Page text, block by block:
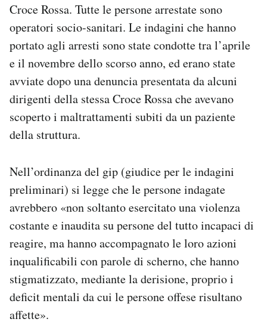
AREA PERSONALE
Area Personale
Newsletter
Notifiche mobile
Regala il Post
Hai bisogno di aiuto?
Esci
Croce Rossa. Tutte le persone arrestate sono
operatori socio-sanitari. Le indagini che hanno
portato agli arresti sono state condotte tra l’aprile
e il novembre dello scorso anno, ed erano state
avviate dopo una denuncia presentata da alcuni
dirigenti della stessa Croce Rossa che avevano
scoperto i maltrattamenti subiti da un paziente
della struttura.
Nell’ordinanza del gip (giudice per le indagini
preliminari) si legge che le persone indagate
avrebbero «non soltanto esercitato una violenza
costante e inaudita su persone del tutto incapaci di
reagire, ma hanno accompagnato le loro azioni
inqualificabili con parole di scherno, che hanno
stigmatizzato, mediante la derisione, proprio i
deficit mentali da cui le persone offese risultano
affette».